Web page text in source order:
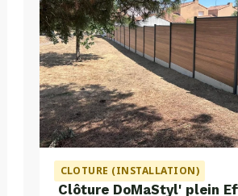
CLOTURE (INSTALLATION)
Clôture DoMaStyl' plein